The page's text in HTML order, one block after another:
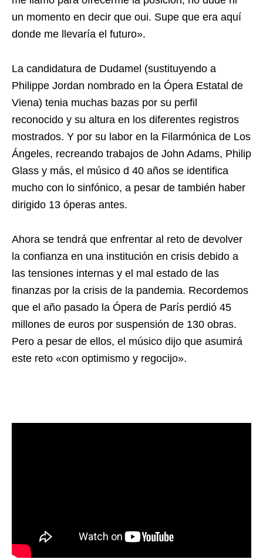
un momento en decir que oui. Supe que era aquí
donde me llevaría el futuro».
La candidatura de Dudamel (sustituyendo a
Philippe Jordan nombrado en la Ópera Estatal de
Viena) tenia muchas bazas por su perfil
reconocido y su altura en los diferentes registros
mostrados. Y por su labor en la Filarmónica de Los
Ángeles, recreando trabajos de John Adams, Philip
Glass y más, el músico d 40 años se identifica
mucho con lo sinfónico, a pesar de también haber
dirigido 13 óperas antes.
Ahora se tendrá que enfrentar al reto de devolver
la confianza en una institución en crisis debido a
las tensiones internas y el mal estado de las
finanzas por la crisis de la pandemia. Recordemos
que el año pasado la Ópera de París perdió 45
millones de euros por suspensión de 130 obras.
Pero a pesar de ellos, el músico dijo que asumirá
este reto «con optimismo y regocijo».